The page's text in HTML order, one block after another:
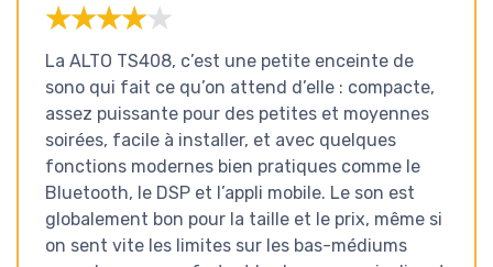
★★★★★
★★★★★
La ALTO TS408, c’est une petite enceinte de
sono qui fait ce qu’on attend d’elle : compacte,
assez puissante pour des petites et moyennes
soirées, facile à installer, et avec quelques
fonctions modernes bien pratiques comme le
Bluetooth, le DSP et l’appli mobile. Le son est
globalement bon pour la taille et le prix, même si
on sent vite les limites sur les bas-médiums